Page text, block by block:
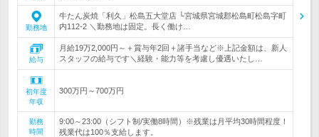
勤務地
牛たん炭焼「利久」松島五大堂店 └宮城県宮城郡松島町松島字町
内112-2 ＼勤務地は固定。長く働け…
給与
月給19万2,000円～＋賞与年2回＋諸手当など※上記金額は、新人
スタッフの給与です＼経験・能力等を考慮し優遇いたし…
初年度
年収
300万円～700万円
勤務
時間
9:00～23:00（シフト制/実働8時間）※残業は月平均30時間程度！
残業代は100％支給します。